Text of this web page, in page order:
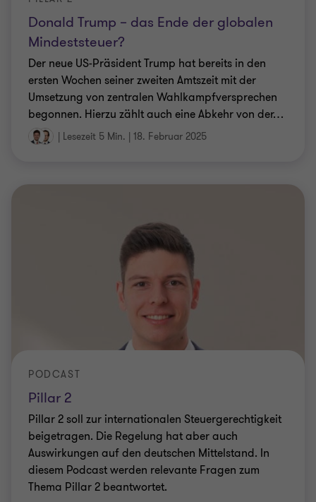
Donald Trump – das Ende der globalen
Mindeststeuer?
Der neue US-Präsident Trump hat bereits in den
ersten Wochen seiner zweiten Amtszeit mit der
Umsetzung von zentralen Wahlkampfversprechen
begonnen. Hierzu zählt auch eine Abkehr von der…
| Lesezeit 5 Min. | 18. Februar 2025
Pillar 2
PODCAST
Pillar 2 soll zur internationalen Steuergerechtigkeit
beigetragen. Die Regelung hat aber auch
Auswirkungen auf den deutschen Mittelstand. In
diesem Podcast werden relevante Fragen zum
Thema Pillar 2 beantwortet.